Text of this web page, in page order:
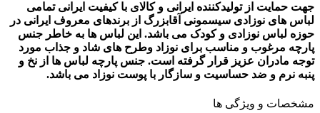
جهت حمایت از تولیدکننده ایرانی و کالای با کیفیت ایرانی تمامی
لباس های نوزادی سیسمونی آقابزرگ از برندهای معروف ایرانی در
حوزه لباس نوزادی و کودک می باشد. این لباس ها به خاطر جنس
پارچه مرغوب و مناسب برای نوزاد وطرح های شاد و جذاب مورد
توجه مادران عزیز قرار گرفته است. جنس پارچه لباس ها از نخ و
پنبه نرم و ضد حساسیت و سازگار با پوست نوزاد می باشد.
مشخصات و ویژگی ها